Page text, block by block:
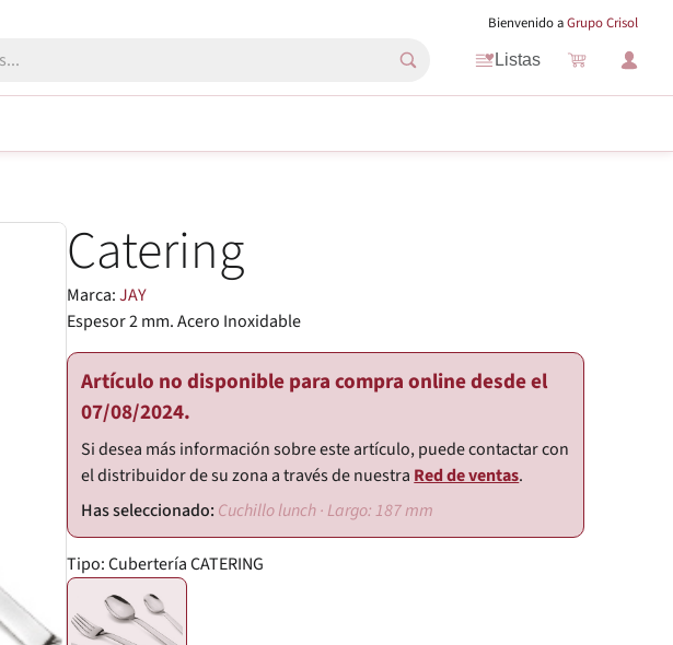
Bienvenido aGrupo Crisol
Listas
Catering
Marca:JAY
Espesor 2 mm. Acero Inoxidable
Artículo no disponible para compra online desde el
07/08/2024.
Si desea más información sobre este artículo, puede contactar con
el distribuidor de su zona a través de nuestra Red de ventas.
Cuchillo lunch · Largo: 187 mm
Tipo:Cubertería CATERING